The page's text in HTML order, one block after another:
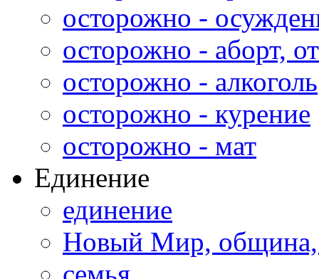
осторожно -
осторожно - аборт,
осторожно - алкоголь
осторожно - курение
осторожно - мат
Единение
единение
Новый Мир,